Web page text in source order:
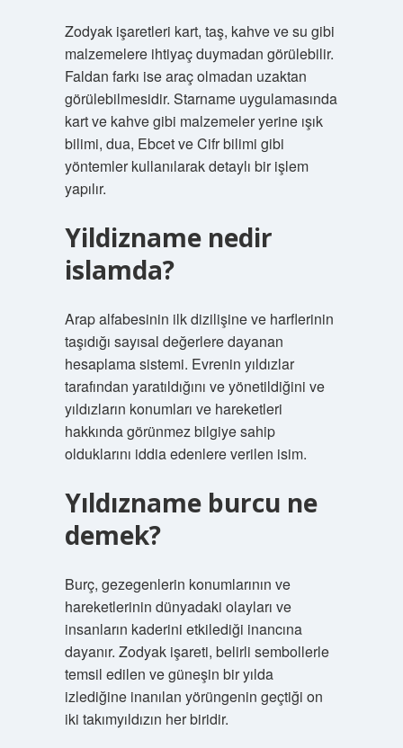
Zodyak işaretleri kart, taş, kahve ve su gibi
malzemelere ihtiyaç duymadan görülebilir.
Faldan farkı ise araç olmadan uzaktan
görülebilmesidir. Starname uygulamasında
kart ve kahve gibi malzemeler yerine ışık
bilimi, dua, Ebcet ve Cifr bilimi gibi
yöntemler kullanılarak detaylı bir işlem
yapılır.
Yildizname nedir
islamda?
Arap alfabesinin ilk dizilişine ve harflerinin
taşıdığı sayısal değerlere dayanan
hesaplama sistemi. Evrenin yıldızlar
tarafından yaratıldığını ve yönetildiğini ve
yıldızların konumları ve hareketleri
hakkında görünmez bilgiye sahip
olduklarını iddia edenlere verilen isim.
Yıldızname burcu ne
demek?
Burç, gezegenlerin konumlarının ve
hareketlerinin dünyadaki olayları ve
insanların kaderini etkilediği inancına
dayanır. Zodyak işareti, belirli sembollerle
temsil edilen ve güneşin bir yılda
izlediğine inanılan yörüngenin geçtiği on
iki takımyıldızın her biridir.